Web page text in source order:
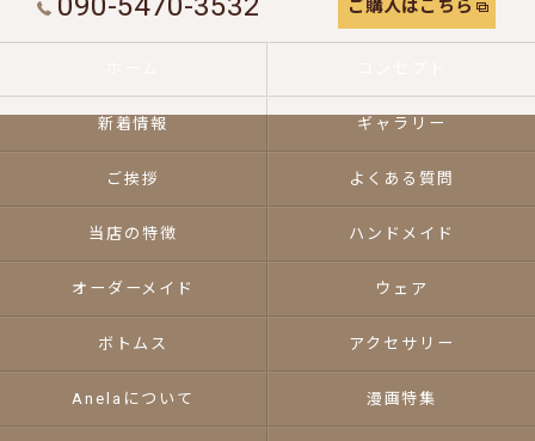
ご購入はこちら
新着情報 ギャラリー
ご挨拶 よくある質問
当店の特徴 ハンドメイド
オーダーメイド ウェア
ボトムス アクセサリー
Anelaについて 漫画特集